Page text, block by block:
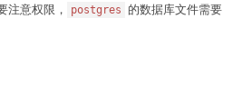
注意权限， postgres 的数据库文件需要